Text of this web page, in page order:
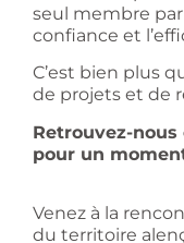
seul membre
confiance et
C’est bien plus
de projets et de
Retrouvez-
pour un
Venez à la
du territoire